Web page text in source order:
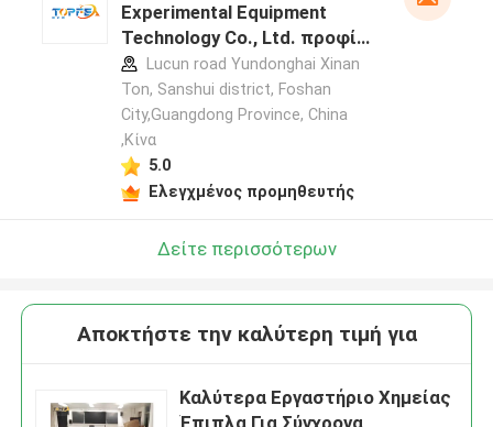
Experimental Equipment
Technology Co., Ltd. προφίλ
κατασκευαστή
Lucun road Yundonghai Xinan
Ton, Sanshui district, Foshan
City,Guangdong Province, China
,Κίνα
5.0
Ελεγχμένος προμηθευτής
Δείτε περισσότερων
Αποκτήστε την καλύτερη τιμή για
Καλύτερα Εργαστήριο Χημείας